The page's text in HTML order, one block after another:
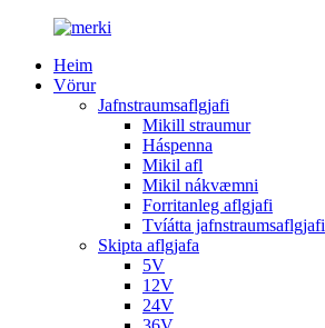
Heim
Vörur
Jafnstraumsaflgjafi
Mikill straumur
Háspenna
Mikil afl
Mikil nákvæmni
Forritanleg aflgjafi
Tvíátta jafnstraumsaflgjafi
Skipta aflgjafa
5V
12V
24V